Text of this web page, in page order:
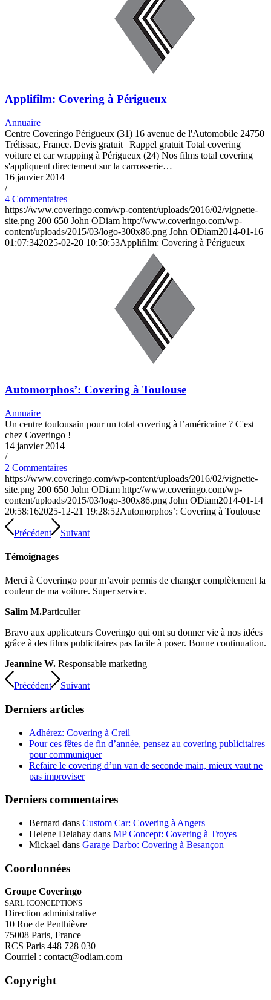
Applifilm: Covering à Périgueux
Annuaire
Centre Coveringo Périgueux (31) 16 avenue de l'Automobile 24750
Trélissac, France. Devis gratuit | Rappel gratuit Total covering
voiture et car wrapping à Périgueux (24) Nos films total covering
s'appliquent directement sur la carrosserie…
16 janvier 2014
/
4 Commentaires
https://www.coveringo.com/wp-content/uploads/2016/02/vignette-
site.png 200 650 John ODiam http://www.coveringo.com/wp-
content/uploads/2015/03/logo-300x86.png John ODiam2014-01-16
01:07:342025-02-20 10:50:53Applifilm: Covering à Périgueux
Automorphos’: Covering à Toulouse
Annuaire
Un centre toulousain pour un total covering à l’américaine ? C'est
chez Coveringo !
14 janvier 2014
/
2 Commentaires
https://www.coveringo.com/wp-content/uploads/2016/02/vignette-
site.png 200 650 John ODiam http://www.coveringo.com/wp-
content/uploads/2015/03/logo-300x86.png John ODiam2014-01-14
20:58:162025-12-21 19:28:52Automorphos’: Covering à Toulouse
Précédent Suivant
Témoignages
Merci à Coveringo pour m’avoir permis de changer complètement la
couleur de ma voiture. Super service.
Salim M.Particulier
Bravo aux applicateurs Coveringo qui ont su donner vie à nos idées
grâce à des films publicitaires pas facile à poser. Bonne continuation.
Jeannine W. Responsable marketing
Précédent Suivant
Derniers articles
Adhérez: Covering à Creil
Pour ces fêtes de fin d’année, pensez au covering publicitaires
pour communiquer
Refaire le covering d’un van de seconde main, mieux vaut ne
pas improviser
Derniers commentaires
Bernard dans Custom Car: Covering à Angers
Helene Delahay dans MP Concept: Covering à Troyes
Mickael dans Garage Darbo: Covering à Besançon
Coordonnées
Groupe Coveringo
SARL ICONCEPTIONS
Direction administrative
10 Rue de Penthièvre
75008 Paris, France
RCS Paris 448 728 030
Courriel : contact@odiam.com
Copyright